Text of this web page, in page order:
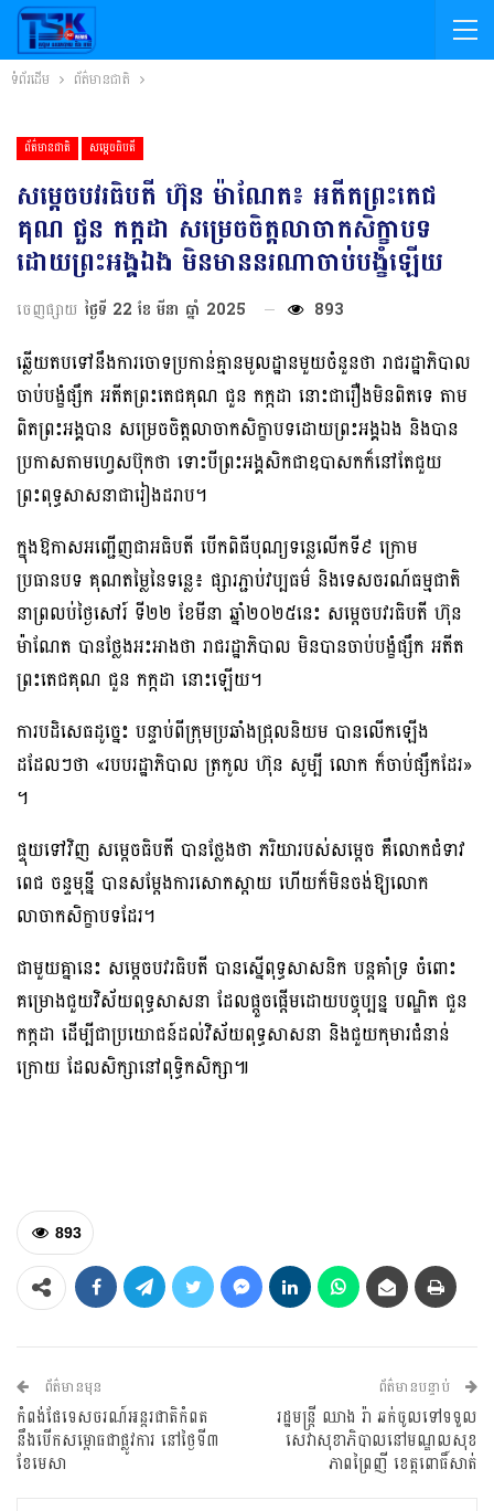
ទំព័រដើម ព័ត៌មានជាតិ
ព័ត៌មានជាតិ សម្តេចធិបតី
សម្ដេចបវរធិបតី ហ៊ុន ម៉ាណែត៖ អតីតព្រះតេជ
គុណ ជួន កក្កដា សម្រេចចិត្តលាចាកសិក្ខាបទ
ដោយព្រះអង្គឯង មិនមាននរណាចាប់បង្ខំឡើយ
ចេញផ្សាយ ថ្ងៃទី 22 ខែ មីនា ឆ្នាំ 2025 893
ឆ្លើយតបទៅនឹងការចោទប្រកាន់គ្មានមូលដ្ឋានមួយចំនួនថា រាជរដ្ឋាភិបាល
ចាប់បង្ខំផ្សឹក អតីតព្រះតេជគុណ ជួន កក្កដា នោះជារឿងមិនពិតទេ តាម
ពិតព្រះអង្គបាន សម្រេចចិត្តលាចាកសិក្ខាបទដោយព្រះអង្គឯង និងបាន
ប្រកាសតាមហ្វេសប៊ុកថា ទោះបីព្រះអង្គសិកជាឧបាសកក៏នៅតែជួយ
ព្រះពុទ្ធសាសនាជារៀងដរាប។
ក្នុងឱកាសអញ្ជើញជាអធិបតី បើកពិធីបុណ្យទន្លេលើកទី៩ ក្រោម
ប្រធានបទ គុណតម្លៃនៃទន្លេ៖ ផ្សារភ្ជាប់វប្បធម៌ និងទេសចរណ៍ធម្មជាតិ
នាព្រលប់ថ្ងៃសៅរ៍ ទី២២ ខែមីនា ឆ្នាំ២០២៥នេះ សម្តេចបវរធិបតី ហ៊ុន
ម៉ាណែត បានថ្លែងអះអាងថា រាជរដ្ឋាភិបាល មិនបានចាប់បង្ខំផ្សឹក អតីត
ព្រះតេជគុណ ជួន កក្កដា នោះឡើយ។
ការបដិសេធដូច្នេះ បន្ទាប់ពីក្រុមប្រឆាំងជ្រុលនិយម បានលើកឡើង
ដដែលៗថា «របបរដ្ឋាភិបាល ត្រកូល ហ៊ុន សូម្បី លោក ក៏ចាប់ផ្សឹកដែរ»
។
ផ្ទុយទៅវិញ សម្ដេចធិបតី បានថ្លែងថា ភរិយារបស់សម្ដេច គឺលោកជំទាវ
ពេជ ចន្ទមុន្នី បានសម្ដែងការសោកស្ដាយ ហើយក៏មិនចង់ឱ្យលោក
លាចាកសិក្ខាបទដែរ។
ជាមួយគ្នានេះ សម្តេចបវរធិបតី បានស្នើពុទ្ធសាសនិក បន្តគាំទ្រ ចំពោះ
គម្រោងជួយវិស័យពុទ្ធសាសនា ដែលផ្ដួចផ្ដើមដោយបច្ចុប្បន្ន បណ្ឌិត ជួន
កក្កដា ដើម្បីជាប្រយោជន៍ដល់វិស័យពុទ្ធសាសនា និងជួយកុមារជំនាន់
ក្រោយ ដែលសិក្សានៅពុទ្ធិកសិក្សា៕
893
ព័ត៌មានមុន
កំពង់ផែទេសចរណ៍អន្តរជាតិកំពត ​
នឹងបើកសម្ពោធ​ជាផ្លូវការ នៅថ្ងៃទី៣
ខែមេសា
ព័ត៌មានបន្ទាប់
រដ្ឋមន្ត្រី ឈាង រ៉ា ឆក់ចូលទៅទទួល
សេវាសុខាភិបាលនៅមណ្ឌលសុខ
ភាពព្រៃញី ខេត្តពោធិ៍សាត់